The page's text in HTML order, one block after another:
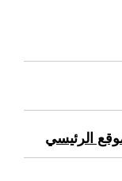
الرئيسي